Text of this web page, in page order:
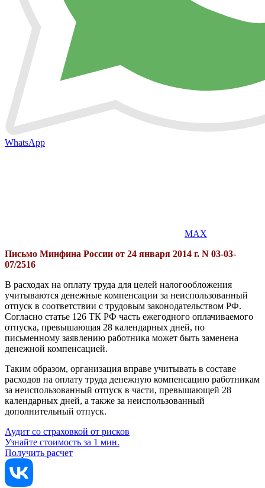
WhatsApp
MAX
Письмо Минфина России от 24 января 2014 г. N 03-03-
07/2516
В расходах на оплату труда для целей налогообложения
учитываются денежные компенсации за неиспользованный
отпуск в соответствии с трудовым законодательством РФ.
Согласно статье 126 ТК РФ часть ежегодного оплачиваемого
отпуска, превышающая 28 календарных дней, по
письменному заявлению работника может быть заменена
денежной компенсацией.
Таким образом, организация вправе учитывать в составе
расходов на оплату труда денежную компенсацию работникам
за неиспользованный отпуск в части, превышающей 28
календарных дней, а также за неиспользованный
дополнительный отпуск.
Аудит со страховкой от рисков
Узнайте стоимость за 1 мин.
Получить расчет